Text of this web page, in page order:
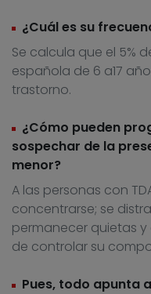
¿Cuál es su
Se calcula que el 5%
española de 6 a17
trastorno.
¿Cómo pueden
sospechar de la
menor?
A las personas con
concentrarse; se
permanecer quietas
de controlar su
Pues, todo apunta